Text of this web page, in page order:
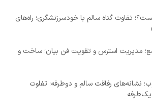
تفاوت گناه سالم با خودسرزنشگری؛ راه‌های
مدیریت استرس و تقویت فن بیان؛ ساخت و
رفاقت سالم و دوطرفه؛ تفاوت
یک‌طرفه